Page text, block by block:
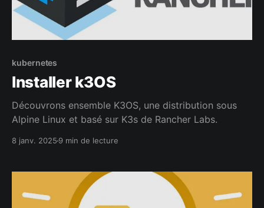
kubernetes
Installer k3OS
Découvrons ensemble K3OS, une distribution sous
Alpine Linux et basé sur K3s de Rancher Labs.
8 janv. 2025 9 min de lecture